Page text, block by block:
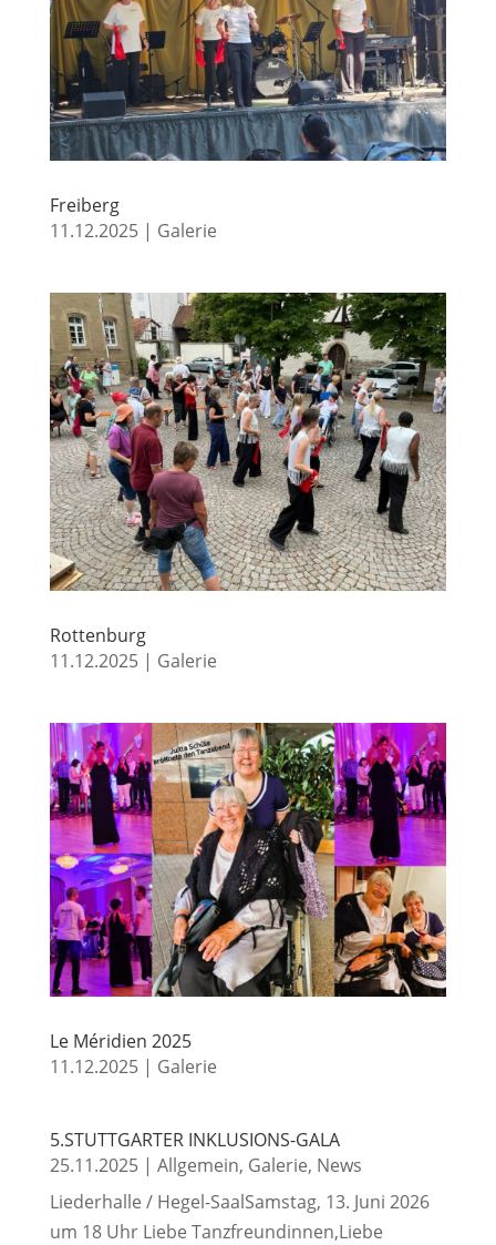
Freiberg
11.12.2025| Galerie
Rottenburg
11.12.2025| Galerie
Le Méridien 2025
11.12.2025| Galerie
5.STUTTGARTER INKLUSIONS-GALA
25.11.2025| Allgemein, Galerie, News
Liederhalle / Hegel-SaalSamstag, 13. Juni 2026
um 18 Uhr Liebe Tanzfreundinnen,Liebe